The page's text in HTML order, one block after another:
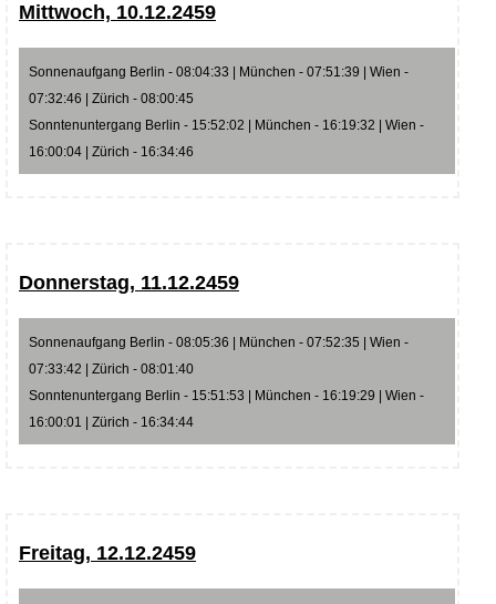
Mittwoch, 10.12.2459
Sonnenaufgang Berlin - 08:04:33 | München - 07:51:39 | Wien -
07:32:46 | Zürich - 08:00:45
Sonntenuntergang Berlin - 15:52:02 | München - 16:19:32 | Wien -
16:00:04 | Zürich - 16:34:46
Donnerstag, 11.12.2459
Sonnenaufgang Berlin - 08:05:36 | München - 07:52:35 | Wien -
07:33:42 | Zürich - 08:01:40
Sonntenuntergang Berlin - 15:51:53 | München - 16:19:29 | Wien -
16:00:01 | Zürich - 16:34:44
Freitag, 12.12.2459